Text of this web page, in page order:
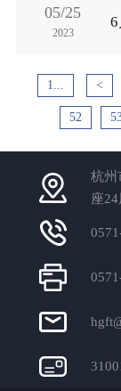
05/25
2023
1... <
52
杭州
座